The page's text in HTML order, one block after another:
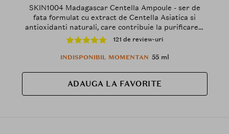
SKIN1004 Madagascar Centella Ampoule - ser de
fata formulat cu extract de Centella Asiatica si
antioxidanti naturali, care contribuie la purificarea,
regenerarea si calmarea pielii si la metinerea
hidratarii - 55 ml
121 de review-uri
INDISPONIBIL MOMENTAN 55 ml
ADAUGA LA FAVORITE